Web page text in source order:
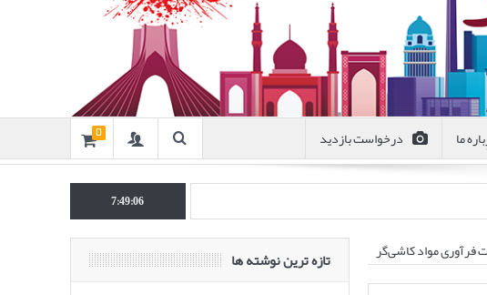
ما درخواست بازدید 0
انتشار مقاله‌ای تحت عنوان
7:49:07
فرآوری مواد کاشی‌گر تازه ترین نوشته ها